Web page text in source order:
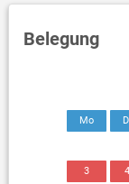
Belegung
Mo
3 4